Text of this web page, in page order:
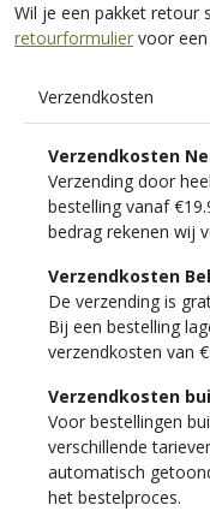
Wil je een pakket retour
retourformulier voor
Verzendkosten
Verzendkosten
Verzending door
bestelling vanaf
bedrag rekenen wij
Verzendkosten
De verzending is
Bij een bestelling
verzendkosten van
Verzendkosten
Voor bestellingen
verschillende
automatisch
het bestelproces.